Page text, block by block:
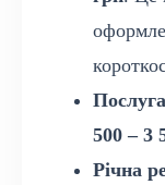
500 – 3
Річна